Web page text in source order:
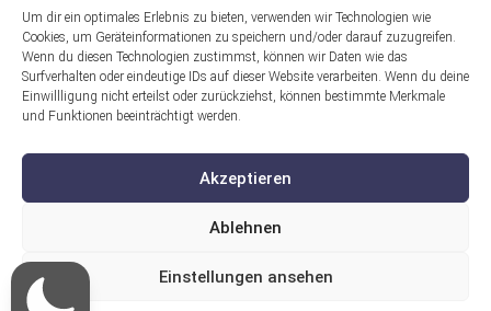
Um dir ein optimales Erlebnis zu bieten, verwenden wir Technologien wie
Cookies, um Geräteinformationen zu speichern und/oder darauf zuzugreifen.
Wenn du diesen Technologien zustimmst, können wir Daten wie das
Surfverhalten oder eindeutige IDs auf dieser Website verarbeiten. Wenn du deine
Einwillligung nicht erteilst oder zurückziehst, können bestimmte Merkmale
und Funktionen beeinträchtigt werden.
Akzeptieren
Ablehnen
Einstellungen ansehen
Gefördert durch:
Ein Projekt der ASB Seelische
Gesundheit gGmbH